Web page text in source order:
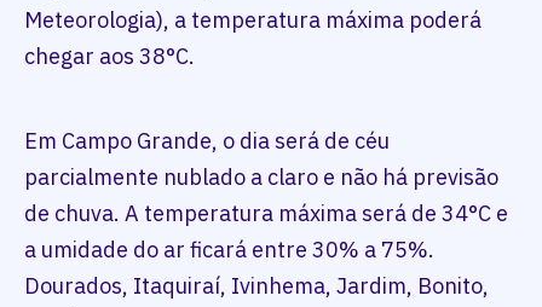
Meteorologia), a temperatura máxima poderá
chegar aos 38°C.
Em Campo Grande, o dia será de céu
parcialmente nublado a claro e não há previsão
de chuva. A temperatura máxima será de 34°C e
a umidade do ar ficará entre 30% a 75%.
Dourados, Itaquiraí, Ivinhema, Jardim, Bonito,